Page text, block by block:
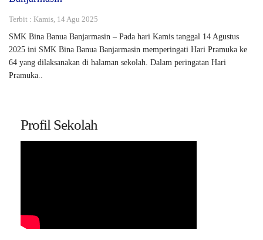
Terbit : Kamis, 14 Agu 2025
SMK Bina Banua Banjarmasin – Pada hari Kamis tanggal 14 Agustus
2025 ini SMK Bina Banua Banjarmasin memperingati Hari Pramuka ke
64 yang dilaksanakan di halaman sekolah. Dalam peringatan Hari
Pramuka..
Profil Sekolah